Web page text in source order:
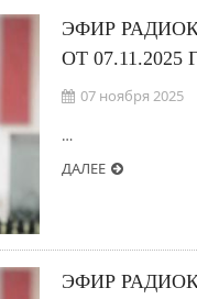
ЭФИР
ОТ 07.11.2025
07 ноября 2025
…
ДАЛЕЕ
ЭФИР